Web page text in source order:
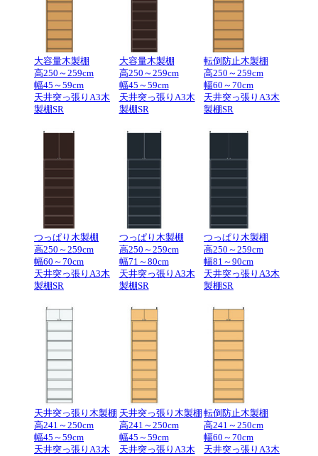
大容量木製棚
高250～259cm
幅45～59cm
天井突っ張りA3木
製棚SR
大容量木製棚
高250～259cm
幅45～59cm
天井突っ張りA3木
製棚SR
転倒防止木製棚
高250～259cm
幅60～70cm
天井突っ張りA3木
製棚SR
つっぱり木製棚
高250～259cm
幅60～70cm
天井突っ張りA3木
製棚SR
つっぱり木製棚
高250～259cm
幅71～80cm
天井突っ張りA3木
製棚SR
つっぱり木製棚
高250～259cm
幅81～90cm
天井突っ張りA3木
製棚SR
天井突っ張り木製棚
高241～250cm
幅45～59cm
天井突っ張りA3木
天井突っ張り木製棚
高241～250cm
幅45～59cm
天井突っ張りA3木
転倒防止木製棚
高241～250cm
幅60～70cm
天井突っ張りA3木